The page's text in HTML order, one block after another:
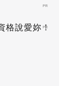
PR
格說愛妳！
PR